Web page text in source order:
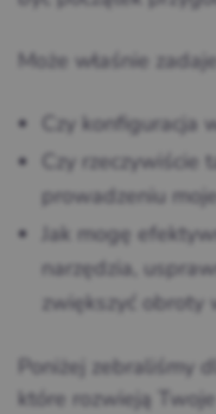
Może właśnie
Czy konfiguracja
Czy
prowadzeniu
Jak mogę
narzędzia,
zwiększyć obroty
Poniżej zebraliśmy
które rozwieją